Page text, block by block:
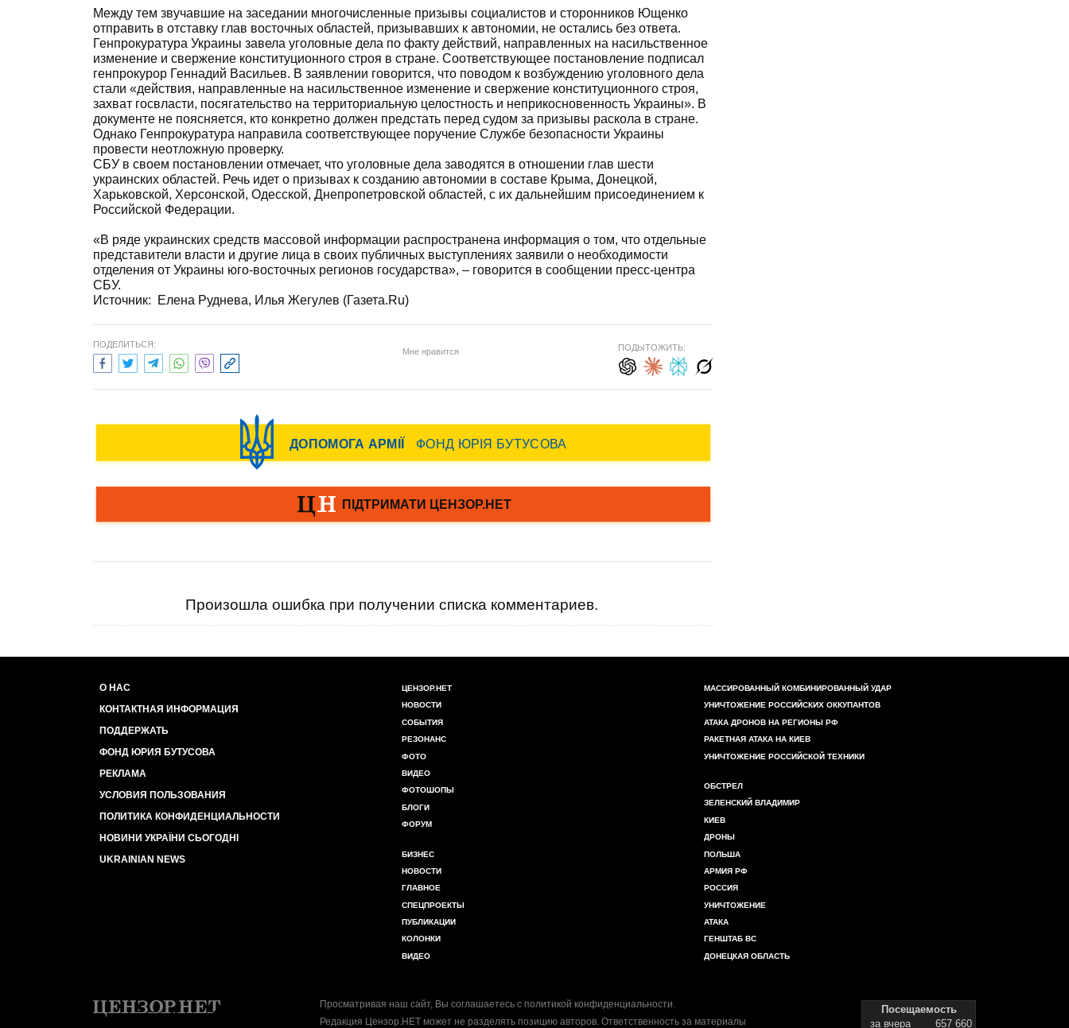
Между тем звучавшие на заседании многочисленные призывы социалистов и сторонников Ющенко
отправить в отставку глав восточных областей, призывавших к автономии, не остались без ответа.
Генпрокуратура Украины завела уголовные дела по факту действий, направленных на насильственное
изменение и свержение конституционного строя в стране. Соответствующее постановление подписал
генпрокурор Геннадий Васильев. В заявлении говорится, что поводом к возбуждению уголовного дела
стали «действия, направленные на насильственное изменение и свержение конституционного строя,
захват госвласти, посягательство на территориальную целостность и неприкосновенность Украины». В
документе не поясняется, кто конкретно должен предстать перед судом за призывы раскола в стране.
Однако Генпрокуратура направила соответствующее поручение Службе безопасности Украины
провести неотложную проверку.
СБУ в своем постановлении отмечает, что уголовные дела заводятся в отношении глав шести
украинских областей. Речь идет о призывах к созданию автономии в составе Крыма, Донецкой,
Харьковской, Херсонской, Одесской, Днепропетровской областей, с их дальнейшим присоединением к
Российской Федерации.
«В ряде украинских средств массовой информации распространена информация о том, что отдельные
представители власти и другие лица в своих публичных выступлениях заявили о необходимости
отделения от Украины юго-восточных регионов государства», – говорится в сообщении пресс-центра
СБУ.
Источник:
Елена Руднева, Илья Жегулев (Газета.Ru)
ПОДЕЛИТЬСЯ:
Мне нравится ПОДЫТОЖИТЬ:
Произошла ошибка при получении списка комментариев.
О НАС
КОНТАКТНАЯ ИНФОРМАЦИЯ
ПОДДЕРЖАТЬ
ФОНД ЮРИЯ БУТУСОВА
РЕКЛАМА
УСЛОВИЯ ПОЛЬЗОВАНИЯ
ПОЛИТИКА КОНФИДЕНЦИАЛЬНОСТИ
НОВИНИ УКРАЇНИ СЬОГОДНІ
UKRAINIAN NEWS
ЦЕНЗОР.НЕТ
НОВОСТИ
СОБЫТИЯ
РЕЗОНАНС
ФОТО
ВИДЕО
ФОТОШОПЫ
БЛОГИ
ФОРУМ
БИЗНЕС
НОВОСТИ
ГЛАВНОЕ
СПЕЦПРОЕКТЫ
ПУБЛИКАЦИИ
КОЛОНКИ
ВИДЕО
МАССИРОВАННЫЙ КОМБИНИРОВАННЫЙ УДАР
УНИЧТОЖЕНИЕ РОССИЙСКИХ ОККУПАНТОВ
АТАКА ДРОНОВ НА РЕГИОНЫ РФ
РАКЕТНАЯ АТАКА НА КИЕВ
УНИЧТОЖЕНИЕ РОССИЙСКОЙ ТЕХНИКИ
ОБСТРЕЛ
ЗЕЛЕНСКИЙ ВЛАДИМИР
КИЕВ
ДРОНЫ
ПОЛЬША
АРМИЯ РФ
РОССИЯ
УНИЧТОЖЕНИЕ
АТАКА
ГЕНШТАБ ВС
ДОНЕЦКАЯ ОБЛАСТЬ
Просматривая наш сайт, Вы соглашаетесь с политикой конфиденциальности.
Редакция Цензор.НЕТ может не разделять позицию авторов. Ответственность за материалы
Посещаемость
за вчера
657 660